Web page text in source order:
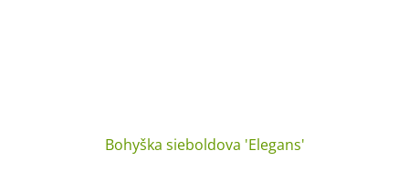
Bohyška sieboldova 'Elegans'